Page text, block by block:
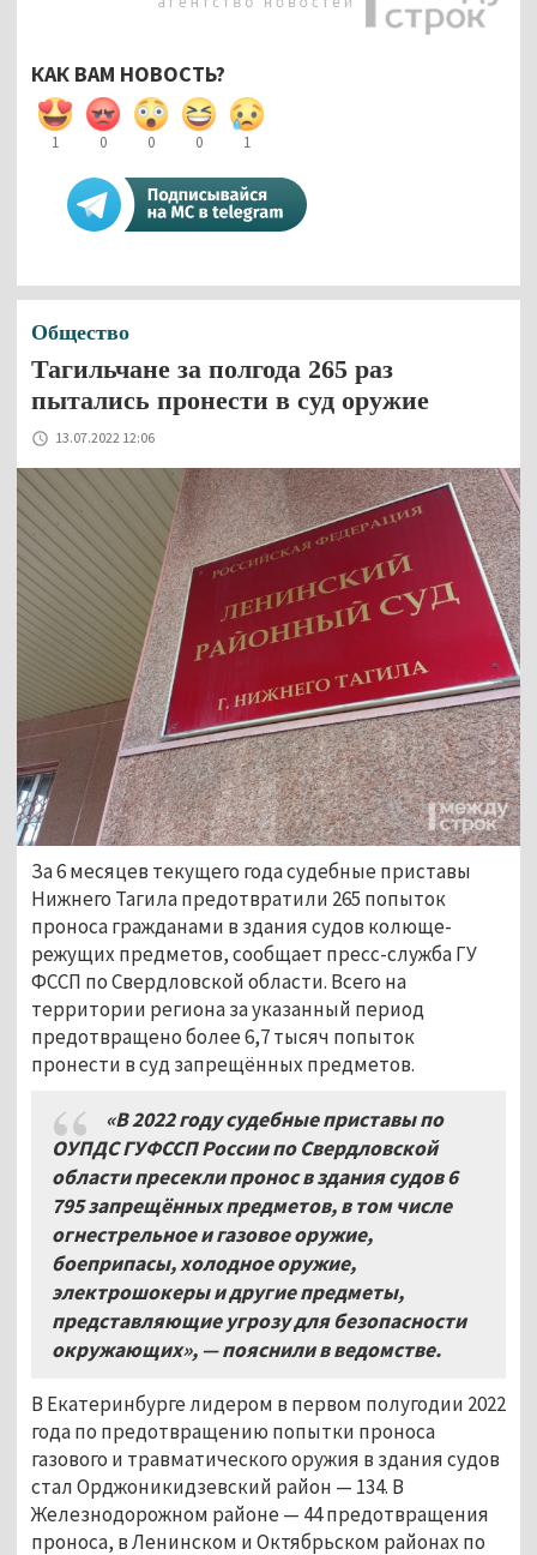
КАК ВАМ НОВОСТЬ?
1 0 0 0 1
Общество
Тагильчане за полгода 265 раз
пытались пронести в суд оружие
13.07.2022 12:06
За 6 месяцев текущего года судебные приставы
Нижнего Тагила предотвратили 265 попыток
проноса гражданами в здания судов колюще-
режущих предметов, сообщает пресс-служба ГУ
ФССП по Свердловской области. Всего на
территории региона за указанный период
предотвращено более 6,7 тысяч попыток
пронести в суд запрещённых предметов.
«В 2022 году судебные приставы по
ОУПДС ГУФССП России по Свердловской
области пресекли пронос в здания судов 6
795 запрещённых предметов, в том числе
огнестрельное и газовое оружие,
боеприпасы, холодное оружие,
электрошокеры и другие предметы,
представляющие угрозу для безопасности
окружающих», — пояснили в ведомстве.
В Екатеринбурге лидером в первом полугодии 2022
года по предотвращению попытки проноса
газового и травматического оружия в здания судов
стал Орджоникидзевский район — 134. В
Железнодорожном районе — 44 предотвращения
проноса, в Ленинском и Октябрьском районах по